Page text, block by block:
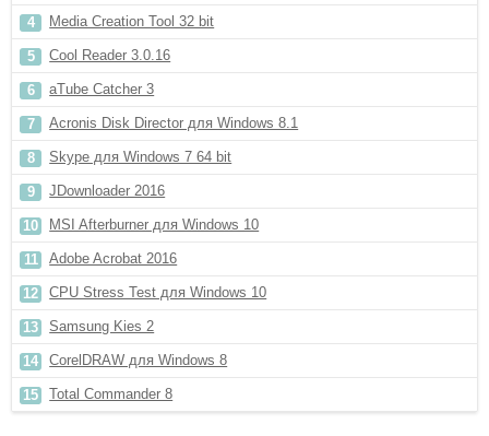
Media Creation Tool 32 bit
Cool Reader 3.0.16
aTube Catcher 3
Acronis Disk Director для Windows 8.1
Skype для Windows 7 64 bit
JDownloader 2016
MSI Afterburner для Windows 10
Adobe Acrobat 2016
CPU Stress Test для Windows 10
Samsung Kies 2
CorelDRAW для Windows 8
Total Commander 8